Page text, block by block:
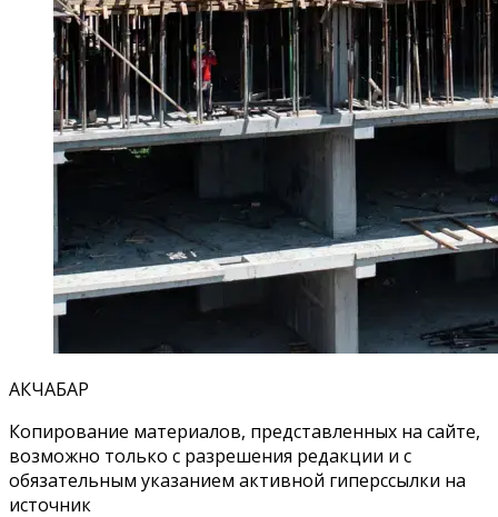
АКЧАБАР
Копирование материалов, представленных на сайте,
возможно только с разрешения редакции и с
обязательным указанием активной гиперссылки на
источник